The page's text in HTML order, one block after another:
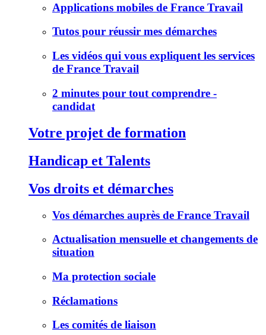
Applications mobiles de France Travail
Tutos pour réussir mes démarches
Les vidéos qui vous expliquent les services
de France Travail
2 minutes pour tout comprendre -
candidat
Votre projet de formation
Handicap et Talents
Vos droits et démarches
Vos démarches auprès de France Travail
Actualisation mensuelle et changements de
situation
Ma protection sociale
Réclamations
Les comités de liaison